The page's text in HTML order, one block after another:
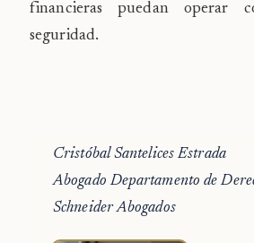
financieras puedan operar
seguridad.
Cristóbal Santelices Estrada
Abogado Departamento de
Schneider Abogados